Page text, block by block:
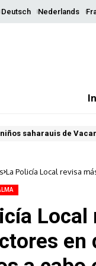
Deutsch Nederlands
niños saharauis de
La Policía Local revisa
en